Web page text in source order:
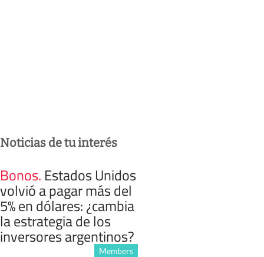
Noticias de tu interés
Bonos. Estados Unidos
volvió a pagar más del
5% en dólares: ¿cambia
la estrategia de los
inversores argentinos?
Members